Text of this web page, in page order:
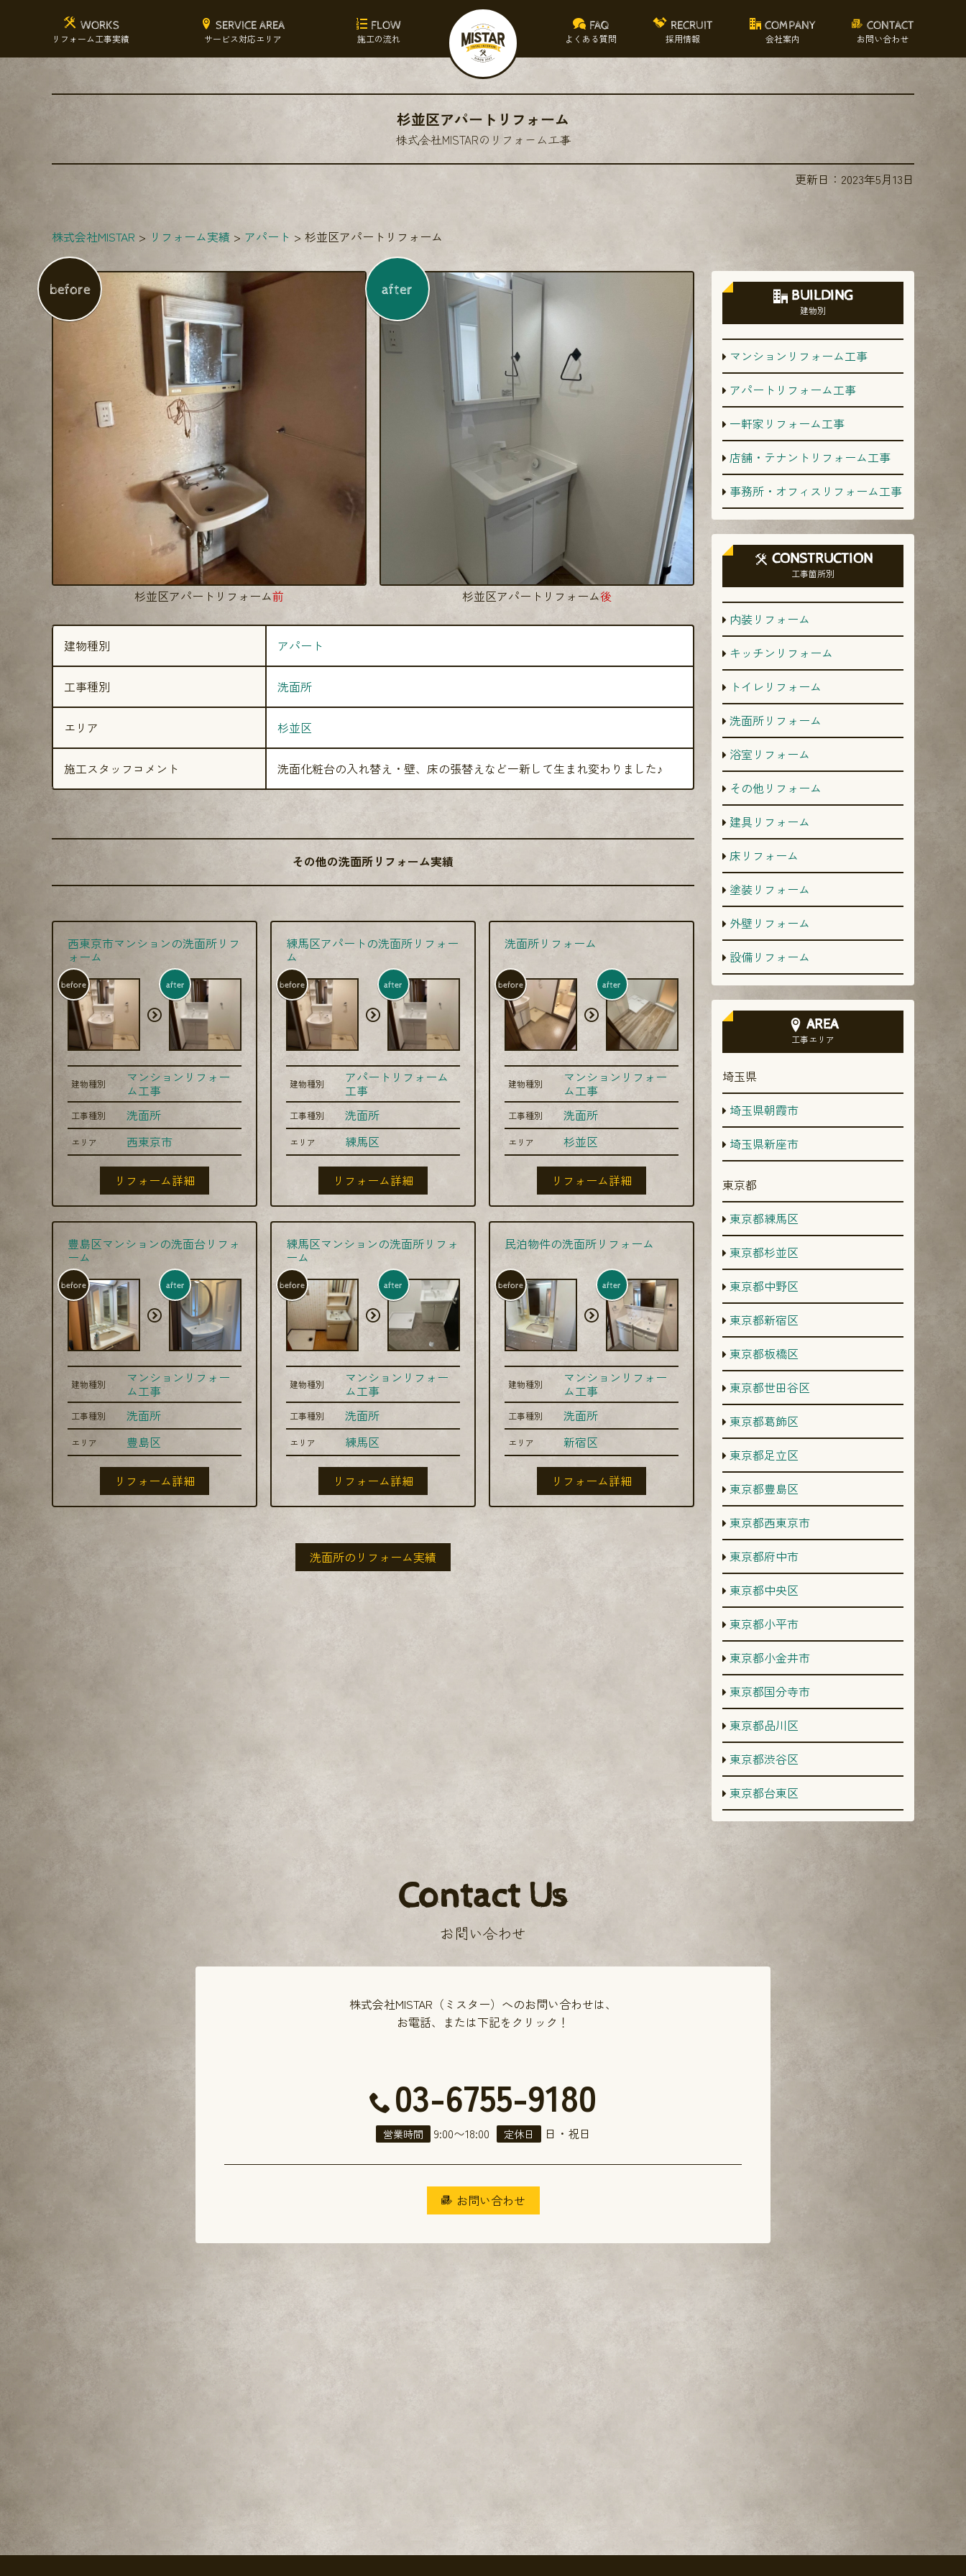
WORKS
リフォーム工事実績
SERVICE AREA
サービス対応エリア
FLOW
施工の流れ
FAQ
よくある質問
RECRUIT
採用情報
COMPANY
会社案内
CONTACT
お問い合わせ
杉並区アパートリフォーム
株式会社MISTARのリフォーム工事
更新日： 2023年5月13日
株式会社MISTAR リフォーム実績 アパート 杉並区アパートリフォーム
before
杉並区アパートリフォーム前
after
杉並区アパートリフォーム後
建物種別 アパート
工事種別 洗面所
エリア 杉並区
施工スタッフコメント 洗面化粧台の入れ替え・壁、床の張替えなど一新して生まれ変わりました♪
その他の洗面所リフォーム実績
西東京市マンションの洗面所リフ
ォーム
before after
建物種別 マンションリフォー
ム工事
工事種別 洗面所
エリア 西東京市
リフォーム詳細
練馬区アパートの洗面所リフォー
ム
before after
建物種別 アパートリフォーム
工事
工事種別 洗面所
エリア 練馬区
リフォーム詳細
洗面所リフォーム
before after
建物種別 マンションリフォー
ム工事
工事種別 洗面所
エリア 杉並区
リフォーム詳細
豊島区マンションの洗面台リフォ
ーム
before after
建物種別 マンションリフォー
ム工事
工事種別 洗面所
エリア 豊島区
リフォーム詳細
練馬区マンションの洗面所リフォ
ーム
before after
建物種別 マンションリフォー
ム工事
工事種別 洗面所
エリア 練馬区
リフォーム詳細
民泊物件の洗面所リフォーム
before after
建物種別 マンションリフォー
ム工事
工事種別 洗面所
エリア 新宿区
リフォーム詳細
洗面所のリフォーム実績
BUILDING
建物別
マンションリフォーム工事
アパートリフォーム工事
一軒家リフォーム工事
店舗・テナントリフォーム工事
事務所・オフィスリフォーム工事
CONSTRUCTION
工事箇所別
内装リフォーム
キッチンリフォーム
トイレリフォーム
洗面所リフォーム
浴室リフォーム
その他リフォーム
建具リフォーム
床リフォーム
塗装リフォーム
外壁リフォーム
設備リフォーム
AREA
工事エリア
埼玉県
埼玉県朝霞市
埼玉県新座市
東京都
東京都練馬区
東京都杉並区
東京都中野区
東京都新宿区
東京都板橋区
東京都世田谷区
東京都葛飾区
東京都足立区
東京都豊島区
東京都西東京市
東京都府中市
東京都中央区
東京都小平市
東京都小金井市
東京都国分寺市
東京都品川区
東京都渋谷区
東京都台東区
Contact Us
お問い合わせ
株式会社MISTAR（ミスター）へのお問い合わせは、
お電話、または下記をクリック！
03-6755-9180
営業時間 9:00〜18:00 定休日 日・祝日
お問い合わせ